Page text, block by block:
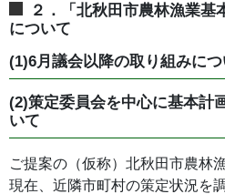
２．「北秋田市農林漁業基
について
(1)6月議会以降の取り組みにつ
(2)策定委員会を中心に基本計
いて
ご提案の（仮称）北秋田市農林
現在、近隣市町村の策定状況を